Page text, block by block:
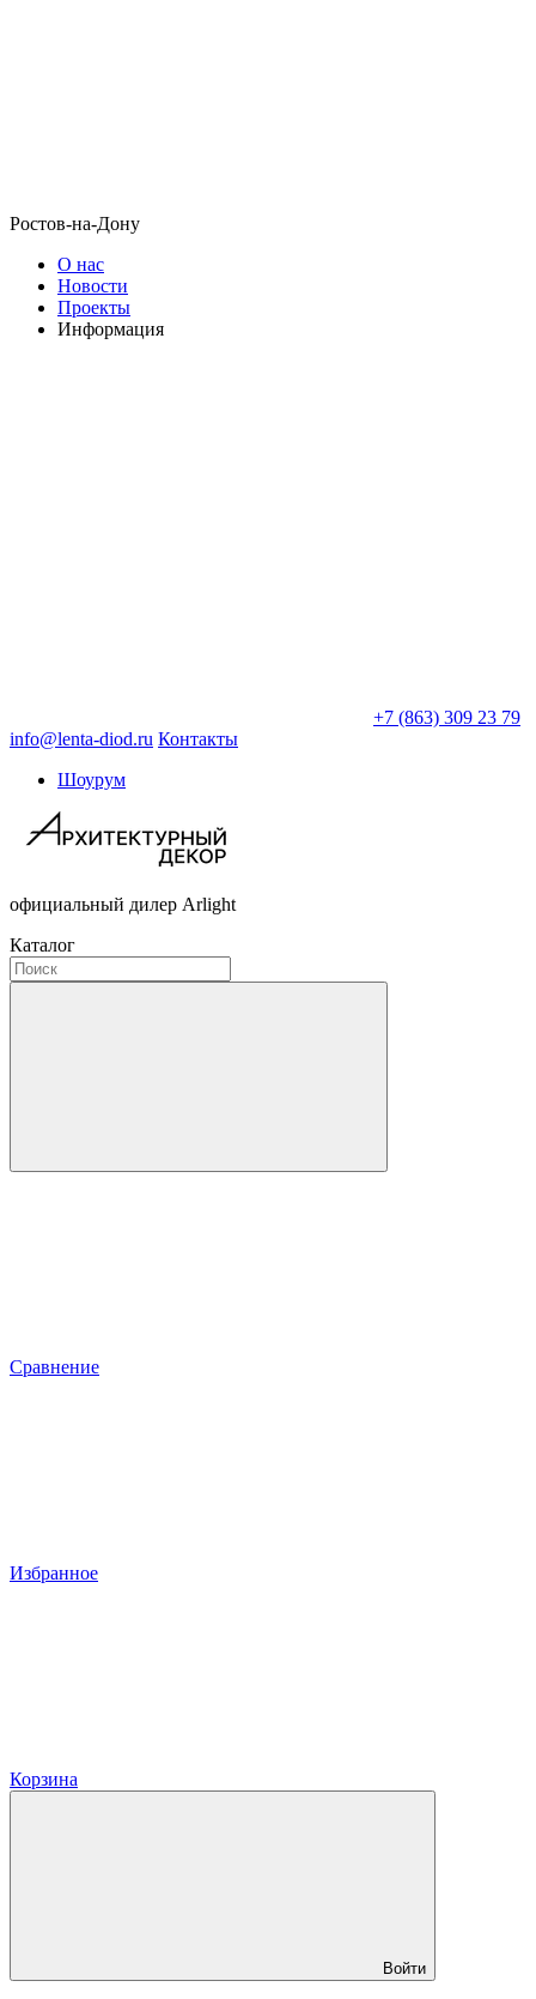
Ростов-на-Дону
О нас
Новости
Проекты
Информация
+7 (863) 309 23 79
info@lenta-diod.ru Контакты
Шоурум
официальный дилер Arlight
Каталог
Сравнение
Избранное
Корзина
Войти